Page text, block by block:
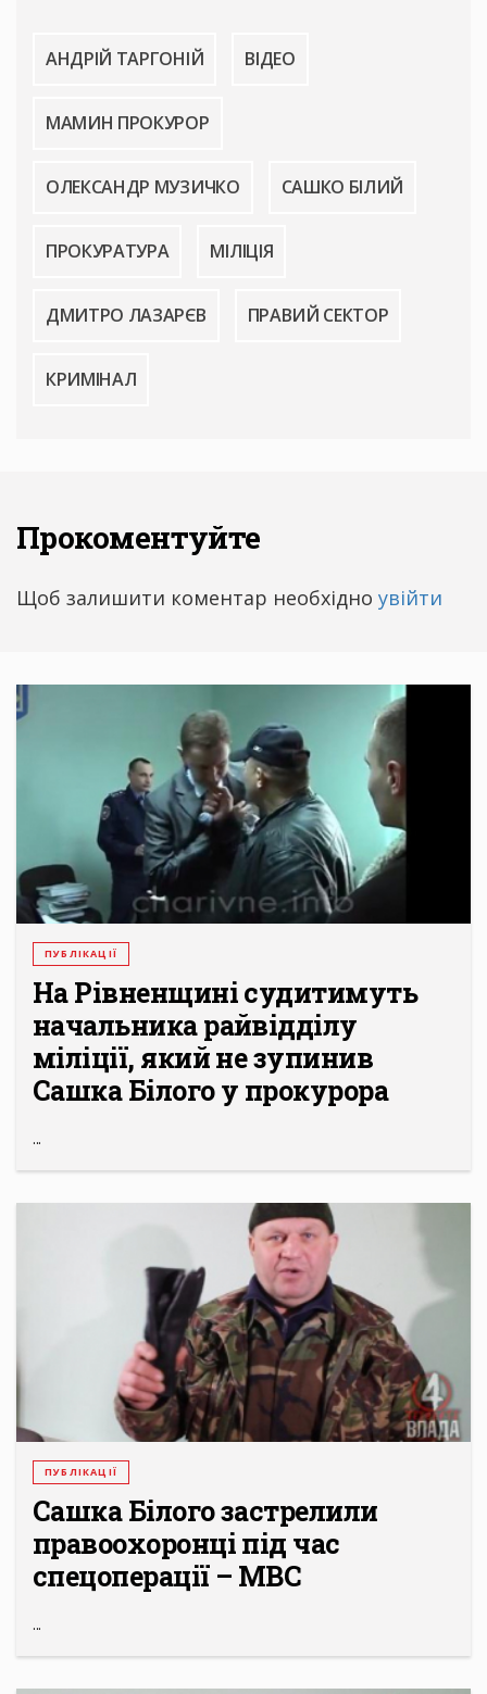
АНДРІЙ ТАРГОНІЙ ВІДЕО
МАМИН ПРОКУРОР
ОЛЕКСАНДР МУЗИЧКО САШКО БІЛИЙ
ПРОКУРАТУРА МІЛІЦІЯ
ДМИТРО ЛАЗАРЄВ ПРАВИЙ СЕКТОР
КРИМІНАЛ
Прокоментуйте
Щоб залишити коментар необхідно увійти
ПУБЛІКАЦІЇ
На Рівненщині судитимуть
начальника райвідділу
міліції, який не зупинив
Сашка Білого у прокурора
...
ПУБЛІКАЦІЇ
Сашка Білого застрелили
правоохоронці під час
спецоперації – МВС
...